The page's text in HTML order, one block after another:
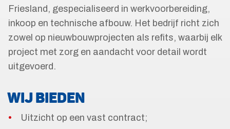
Friesland, gespecialiseerd in werkvoorbereiding,
inkoop en technische afbouw. Het bedrijf richt zich
zowel op nieuwbouwprojecten als refits, waarbij elk
project met zorg en aandacht voor detail wordt
uitgevoerd.
WIJ BIEDEN
Uitzicht op een vast contract;